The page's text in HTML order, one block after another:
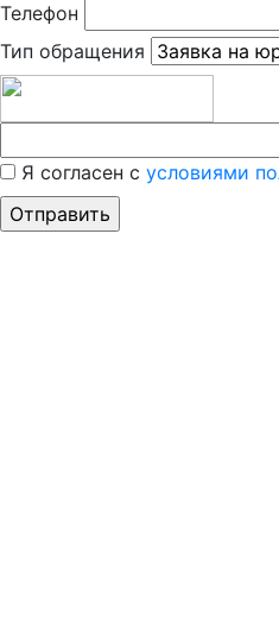
Телефон
Тип обращения
Я согласен с условиями